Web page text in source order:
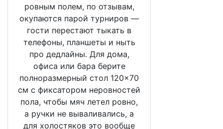
ровным полем, по отзывам,
окупаются парой турниров —
гости перестают тыкать в
телефоны, планшеты и ныть
про дедлайны. Для дома,
офиса или бара берите
полноразмерный стол 120×70
см с фиксатором неровностей
пола, чтобы мяч летел ровно,
а ручки не вываливались, а
для холостяков это вообще